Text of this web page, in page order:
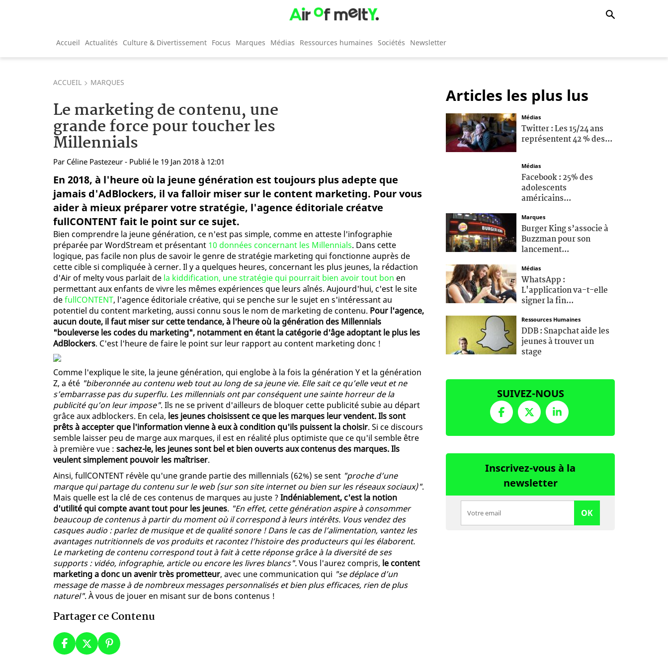
Accueil Actualités Culture & Divertissement Focus Marques Médias Ressources humaines Sociétés Newsletter
ACCUEIL MARQUES
Le marketing de contenu, une
grande force pour toucher les
Millennials
Par Céline Pastezeur - Publié le 19 Jan 2018 à 12:01
En 2018, à l'heure où la jeune génération est toujours plus adepte que
jamais d'AdBlockers, il va falloir miser sur le content marketing. Pour vous
aider à mieux préparer votre stratégie, l'agence éditoriale créatve
fullCONTENT fait le point sur ce sujet.
Bien comprendre la jeune génération, ce n'est pas simple, comme en atteste l'infographie
préparée par WordStream et présentant 10 données concernant les Millennials. Dans cette
logique, pas facile non plus de savoir le genre de stratégie marketing qui fonctionne auprès de
cette cible si compliquée à cerner. Il y a quelques heures, concernant les plus jeunes, la rédaction
d'Air of melty vous parlait de la kiddification, une stratégie qui pourrait bien avoir tout bon en
permettant aux enfants de vivre les mêmes expériences que leurs aînés. Aujourd'hui, c'est le site
defullCONTENT, l'agence éditoriale créative, qui se penche sur le sujet en s'intéressant au
potentiel du content marketing, aussi connu sous le nom de marketing de contenu. Pour l'agence,
aucun doute, il faut miser sur cette tendance, à l'heure où la génération des Millennials
"bouleverse les codes du marketing", notamment en étant la catégorie d'âge adoptant le plus les
AdBlockers. C'est l'heure de faire le point sur leur rapport au content marketing donc !
Comme l'explique le site, la jeune génération, qui englobe à la fois la génération Y et la génération
Z, a été "biberonnée au contenu web tout au long de sa jeune vie. Elle sait ce qu’elle veut et ne
s’embarrasse pas du superflu. Les millennials ont par conséquent une sainte horreur de la
publicité qu’on leur impose". Ils ne se privent d'ailleurs de bloquer cette publicité subie au départ
grâce aux adblockers. En cela, les jeunes choisissent ce que les marques leur vendent. Ils sont
prêts à accepter que l'information vienne à eux à condition qu'ils puissent la choisir. Si ce discours
semble laisser peu de marge aux marques, il est en réalité plus optimiste que ce qu'il semble être
à première vue : sachez-le, les jeunes sont bel et bien ouverts aux contenus des marques. Ils
veulent simplement pouvoir les maîtriser.
Ainsi, fullCONTENT révèle qu'une grande partie des millennials (62%) se sent "proche d’une
marque qui partage du contenu sur le web (sur son site internet ou bien sur les réseaux sociaux)".
Mais quelle est la clé de ces contenus de marques au juste ?Indéniablement, c'est la notion
d'utilité qui compte avant tout pour les jeunes. "En effet, cette génération aspire à consommer
beaucoup de contenus à partir du moment où il correspond à leurs intérêts. Vous vendez des
casques audio : parlez de musique et de qualité sonore ! Dans le cas de l’alimentation, vantez les
avantages nutritionnels de vos produits et racontez l’histoire des producteurs qui les élaborent.
Le marketing de contenu correspond tout à fait à cette réponse grâce à la diversité de ses
supports : vidéo, infographie, article ou encore les livres blancs".Vous l'aurez compris, le content
marketing a donc un avenir très prometteur, avec une communication qui "se déplace d’un
message de masse à de nombreux messages personnalisés et bien plus efficaces, rien de plus
naturel". À vous de jouer en misant sur de bons contenus !
Partager ce Contenu
Articles les plus lus
Médias
Twitter : Les 15/24 ans
représentent 42 % des...
Médias
Facebook : 25% des
adolescents
américains...
Marques
Burger King s’associe à
Buzzman pour son
lancement...
Médias
WhatsApp :
L'application va-t-elle
signer la fin...
Ressources Humaines
DDB : Snapchat aide les
jeunes à trouver un
stage
SUIVEZ-NOUS
Inscrivez-vous à la
newsletter
OK